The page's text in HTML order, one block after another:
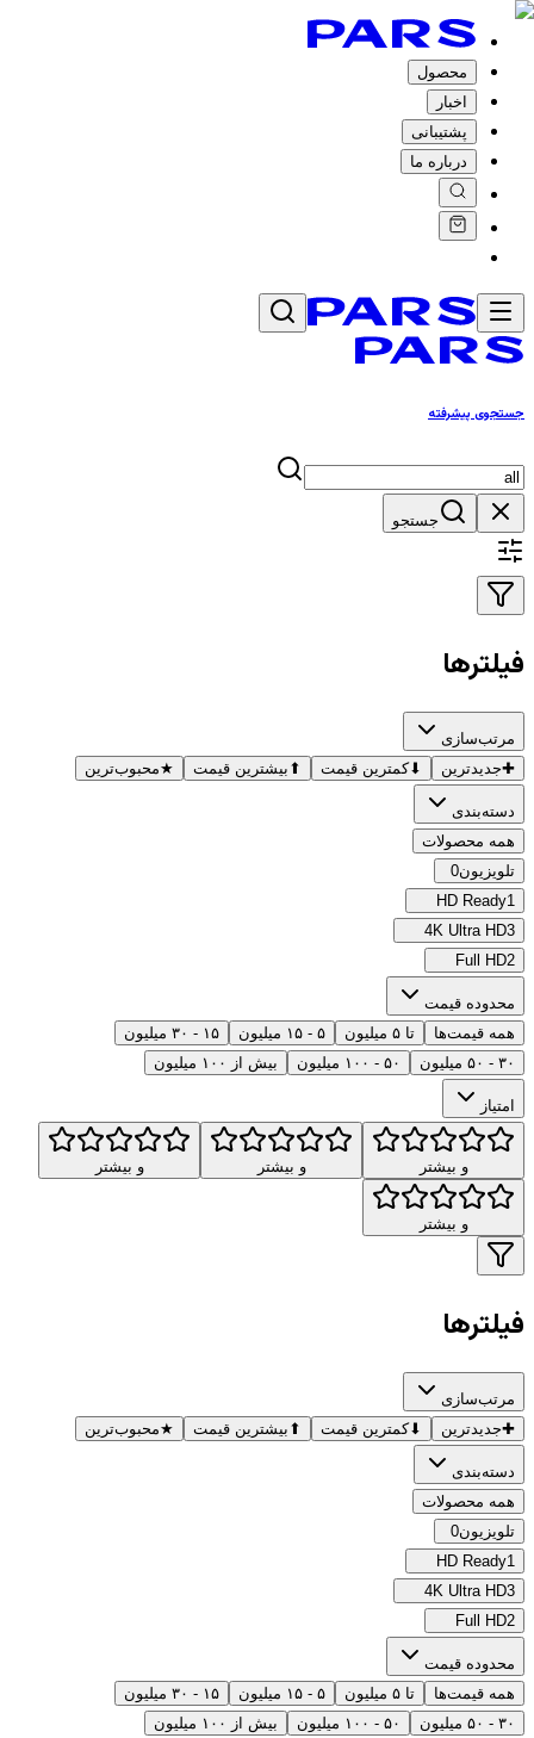
محصول
اخبار
پشتیبانی
درباره ما
جستجوی پیشرفته
جستجو
فیلترها
مرتب‌سازی
✚جدیدترین ⬇کمترین قیمت ⬆ بیشترین قیمت ★محبوب‌ترین
دسته‌بندی
همه محصولات
تلویزیون0
HD Ready1
4K Ultra HD3
Full HD2
محدوده قیمت
همه قیمت‌ها
تا ۵ میلیون ۵ - ۱۵ میلیون
۱۵ - ۳۰ میلیون
۳۰ - ۵۰ میلیون
۵۰ - ۱۰۰ میلیون بیش از ۱۰۰ میلیون
امتیاز
و بیشتر و بیشتر و بیشتر
و بیشتر
فیلترها
مرتب‌سازی
✚جدیدترین ⬇کمترین قیمت ⬆ بیشترین قیمت ★محبوب‌ترین
دسته‌بندی
همه محصولات
تلویزیون0
HD Ready1
4K Ultra HD3
Full HD2
محدوده قیمت
همه قیمت‌ها
تا ۵ میلیون ۵ - ۱۵ میلیون
۱۵ - ۳۰ میلیون
۳۰ - ۵۰ میلیون
۵۰ - ۱۰۰ میلیون بیش از ۱۰۰ میلیون